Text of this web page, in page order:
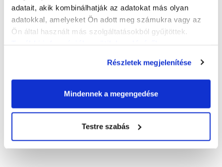
adatait, akik kombinálhatják az adatokat más olyan
adatokkal, amelyeket Ön adott meg számukra vagy az
Ön által használt más szolgáltatásokból gyűjtöttek.
Részletek megjelenítése
Mindennek a megengedése
Testre szabás
Sok szeretettel várunk mindenkit!